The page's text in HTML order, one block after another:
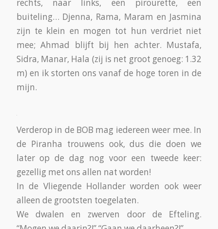
Spookslot, de Pagode enzovoort.
De Efteling = attracties. Én de Efteling =
wachten. Wachten doe je al schuifelend tussen
de afzettingen door. Zo verstrijkt de wachttijd
sneller. Wat je óók kunt doen om de tijd te
vullen is: turnen – turnen terwijl je wacht. De
draaien om de ‘rekstok’/‘brug’; Jasmina maakt
een volledige split op een ‘balk’. Behalve
turnen wordt er ook gedanst; de meisjes
zingen, springen, klappen tegen elkaars
handen en… stop!
“Weet je wat voor dans dat was?” vraagt Hala
aan mij.
Nee, zeg ik.